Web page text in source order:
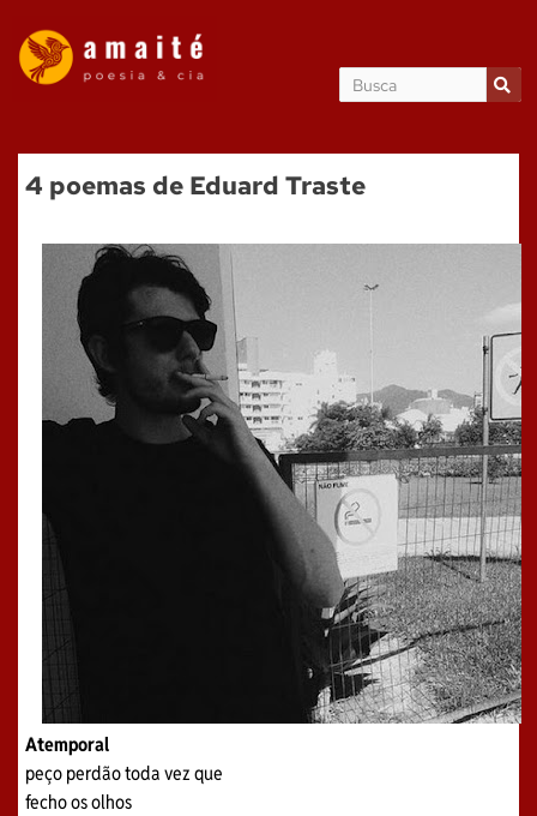
4 poemas de Eduard Traste
Atemporal
peço perdão toda vez que
fecho os olhos